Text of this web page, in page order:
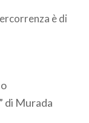
è di
di Murada